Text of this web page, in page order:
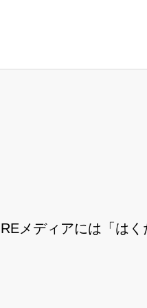
メディアには「は